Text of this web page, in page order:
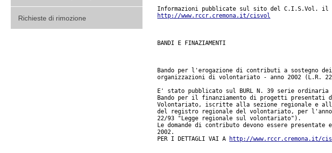
Richieste di rimozione
http://www.rccr.cremona.it/cisvol
BANDI E FINAZIAMENTI
Bando per l'erogazione di contributi a sostegno
organizzazioni di volontariato - anno 2002 (L.R.
E' stato pubblicato sul BURL N. 39 serie ordinaria
Bando per il finanziamento di progetti presentati
Volontariato, iscritte alla sezione regionale e
del registro regionale del volontariato, per l'anno
22/93 "Legge regionale sul volontariato").
Le domande di contributo devono essere presentate
2002.
PER I DETTAGLI VAI A
http://www.rccr.cremona.it/